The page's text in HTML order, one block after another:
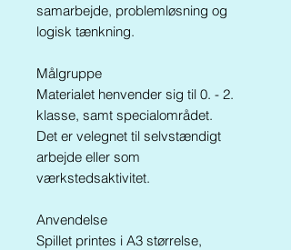
samarbejde, problemløsning og
logisk tænkning.
Målgruppe
Materialet henvender sig til 0. - 2.
klasse, samt specialområdet.
Det er velegnet til selvstændigt
arbejde eller som
værkstedsaktivitet.
Anvendelse
Spillet printes i A3 størrelse,